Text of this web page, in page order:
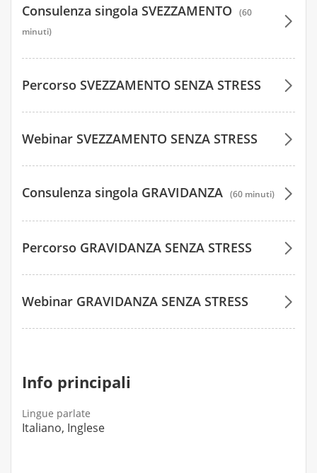
Consulenza singola SVEZZAMENTO
(60
minuti)
100 €
Percorso SVEZZAMENTO SENZA STRESS
Webinar SVEZZAMENTO SENZA STRESS
Consulenza singola GRAVIDANZA (60 minuti)
Percorso GRAVIDANZA SENZA STRESS
Webinar GRAVIDANZA SENZA STRESS
Info principali
Lingue parlate
Italiano, Inglese